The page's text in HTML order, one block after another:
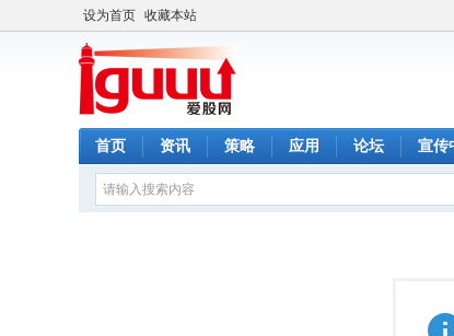
设为首页 收藏本站
首页 资讯 策略 应用 论坛 宣传